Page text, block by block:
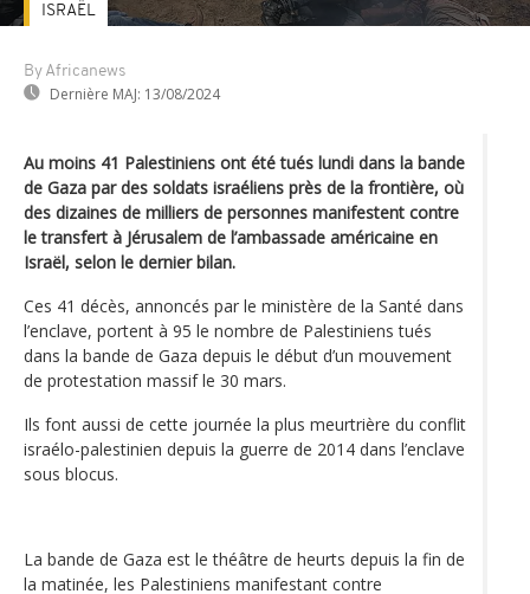
By Africanews
Dernière MAJ: 13/08/2024
ISRAËL
Au moins 41 Palestiniens ont été tués lundi dans la bande
de Gaza par des soldats israéliens près de la frontière, où
des dizaines de milliers de personnes manifestent contre
le transfert à Jérusalem de l’ambassade américaine en
Israël, selon le dernier bilan.
Ces 41 décès, annoncés par le ministère de la Santé dans
l’enclave, portent à 95 le nombre de Palestiniens tués
dans la bande de Gaza depuis le début d’un mouvement
de protestation massif le 30 mars.
Ils font aussi de cette journée la plus meurtrière du conflit
israélo-palestinien depuis la guerre de 2014 dans l’enclave
sous blocus.
La bande de Gaza est le théâtre de heurts depuis la fin de
la matinée, les Palestiniens manifestant contre